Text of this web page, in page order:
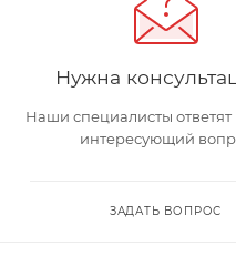
Нужна
Наши специалисты
интересующий
ЗАДАТЬ ВОПРОС